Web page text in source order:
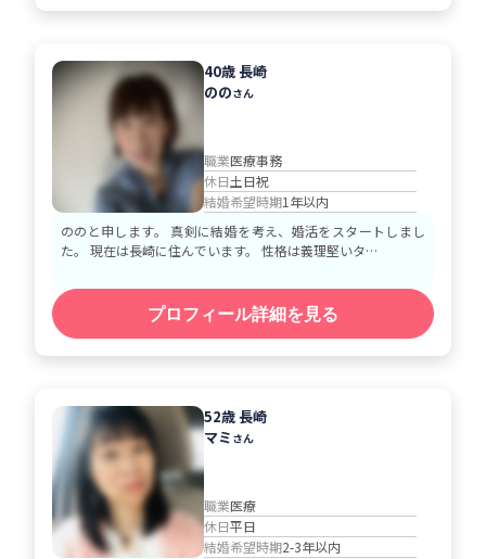
40歳 長崎
ののさん
職業医療事務
休日土日祝
結婚希望時期1年以内
ののと申します。 真剣に結婚を考え、婚活をスタートしまし
た。 現在は長崎に住んでいます。 性格は義理堅いタ…
プロフィール詳細を見る
52歳 長崎
マミ さん
職業医療
休日平日
結婚希望時期2-3年以内